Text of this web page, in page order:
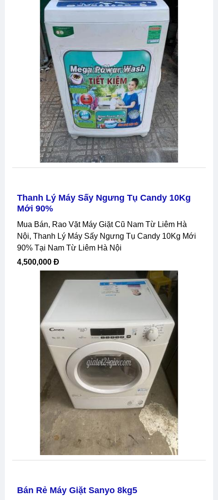
Thanh Lý Máy Sấy Ngưng Tụ Candy 10Kg
Mới 90%
Mua Bán, Rao Vặt Máy Giặt Cũ Nam Từ Liêm Hà
Nội, Thanh Lý Máy Sấy Ngưng Tụ Candy 10Kg Mới
90% Tại Nam Từ Liêm Hà Nội
4,500,000 Đ
Bán Rẻ Máy Giặt Sanyo 8kg5